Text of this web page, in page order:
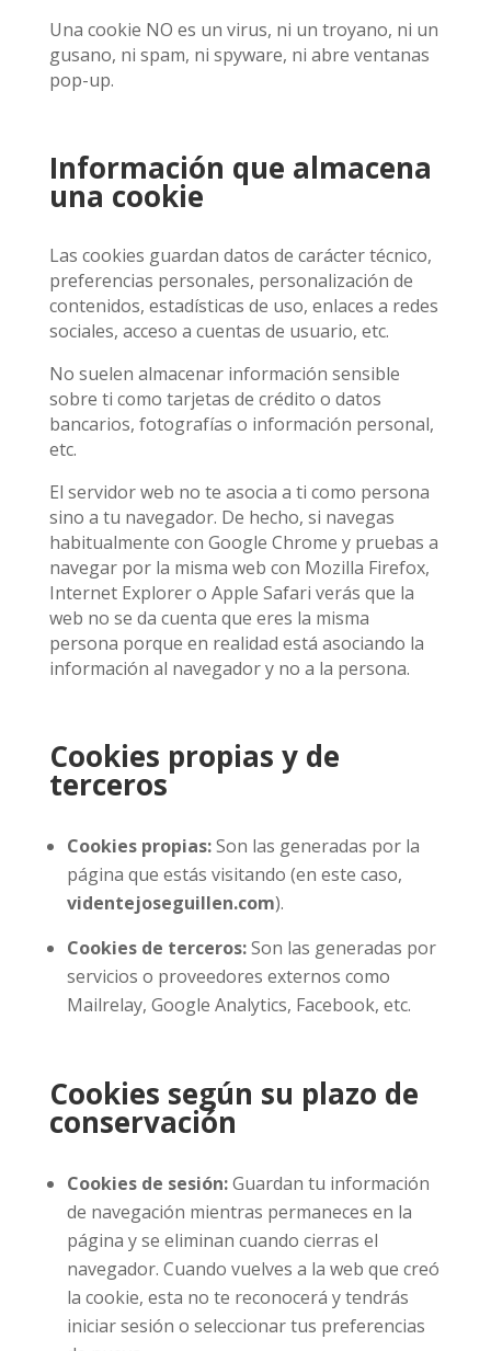
Una cookie NO es un virus, ni un troyano, ni un
gusano, ni spam, ni spyware, ni abre ventanas
pop-up.
Información que almacena
una cookie
Las cookies guardan datos de carácter técnico,
preferencias personales, personalización de
contenidos, estadísticas de uso, enlaces a redes
sociales, acceso a cuentas de usuario, etc.
No suelen almacenar información sensible
sobre ti como tarjetas de crédito o datos
bancarios, fotografías o información personal,
etc.
El servidor web no te asocia a ti como persona
sino a tu navegador. De hecho, si navegas
habitualmente con Google Chrome y pruebas a
navegar por la misma web con Mozilla Firefox,
Internet Explorer o Apple Safari verás que la
web no se da cuenta que eres la misma
persona porque en realidad está asociando la
información al navegador y no a la persona.
Cookies propias y de
terceros
Cookies propias:Son las generadas por la
página que estás visitando (en este caso,
videntejoseguillen.com).
Cookies de terceros:Son las generadas por
servicios o proveedores externos como
Mailrelay, Google Analytics, Facebook, etc.
Cookies según su plazo de
conservación
Cookies de sesión:Guardan tu información
de navegación mientras permaneces en la
página y se eliminan cuando cierras el
navegador. Cuando vuelves a la web que creó
la cookie, esta no te reconocerá y tendrás
iniciar sesión o seleccionar tus preferencias